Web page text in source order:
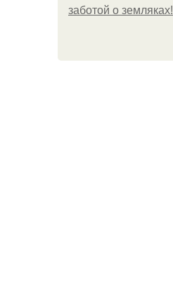
заботой о земляках!